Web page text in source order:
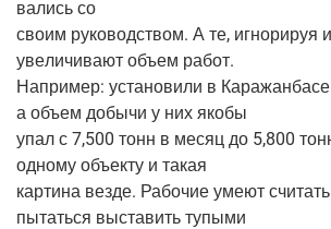
ва­лись со
сво­им руко­вод­ством. А те, игно­ри­руя
уве­ли­чи­ва­ют объ­ем работ.
Напри­мер: уста­но­ви­ли в
а объ­ем добы­чи у них якобы
упал с 7,500 тонн в месяц до 5,800
одно­му объ­ек­ту и такая
кар­ти­на вез­де. Рабо­чие уме­ют
пытать­ся выста­вить тупыми